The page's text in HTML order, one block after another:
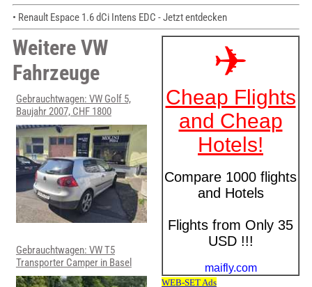
• Renault Espace 1.6 dCi Intens EDC - Jetzt entdecken
Weitere VW
Fahrzeuge
Gebrauchtwagen: VW Golf 5,
Baujahr 2007, CHF 1800
Gebrauchtwagen: VW T5
Transporter Camper in Basel